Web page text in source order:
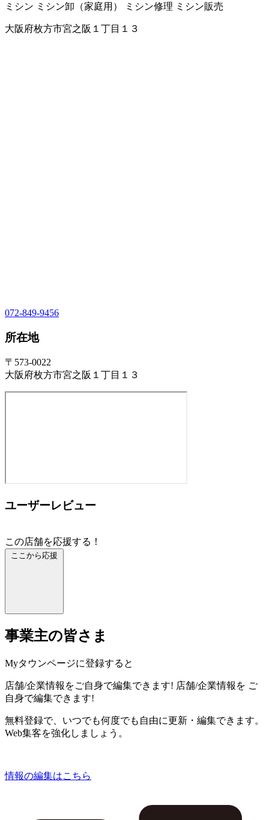
ミシン ミシン卸（家庭用） ミシン修理 ミシン販売
大阪府枚方市宮之阪１丁目１３
072-849-9456
所在地
〒573-0022
大阪府枚方市宮之阪１丁目１３
ユーザーレビュー
この店舗を応援する！
ここから応援
事業主の皆さま
Myタウンページに登録すると
店舗/企業情報をご自身で編集できます! 店舗/企業情報を ご
自身で編集できます!
無料登録で、いつでも何度でも自由に更新・編集できます。
Web集客を強化しましょう。
情報の編集はこちら